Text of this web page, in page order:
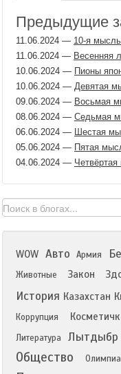
Предыдущие
11.06.2024 — 10-я
11.06.2024 — Весенняя
10.06.2024 — Пионы
10.06.2024 — Девятая
09.06.2024 — Восьмая
08.06.2024 — Седьмая
06.06.2024 — Шестая
05.06.2024 — Пятая
04.06.2024 —
WOW Авто Армия
Животные
Закон
История Казахстан
Коррупция
Литература Лытдыбр
Общество